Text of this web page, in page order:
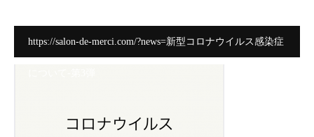
https://salon-de-merci.com/?news=新型コロナウイルス感染症